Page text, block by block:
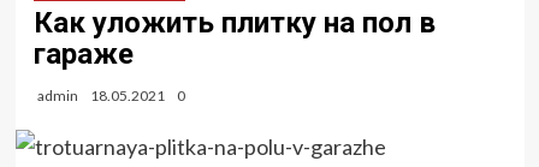
Как уложить плитку на пол в
гараже
admin 18.05.2021 0